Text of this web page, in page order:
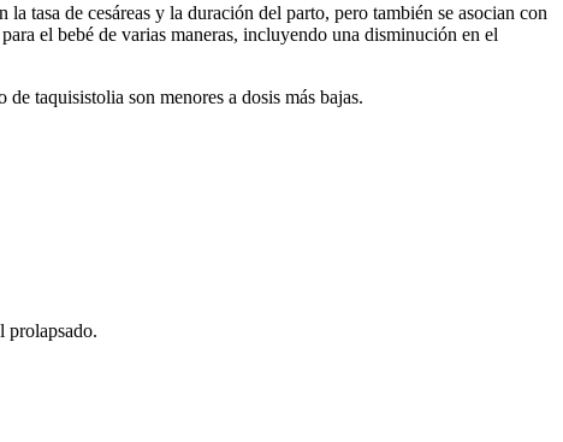
tasa de cesáreas y la duración del parto, pero también se asocian con
el bebé de varias maneras, incluyendo una disminución en el
taquisistolia son menores a dosis más bajas.
prolapsado.